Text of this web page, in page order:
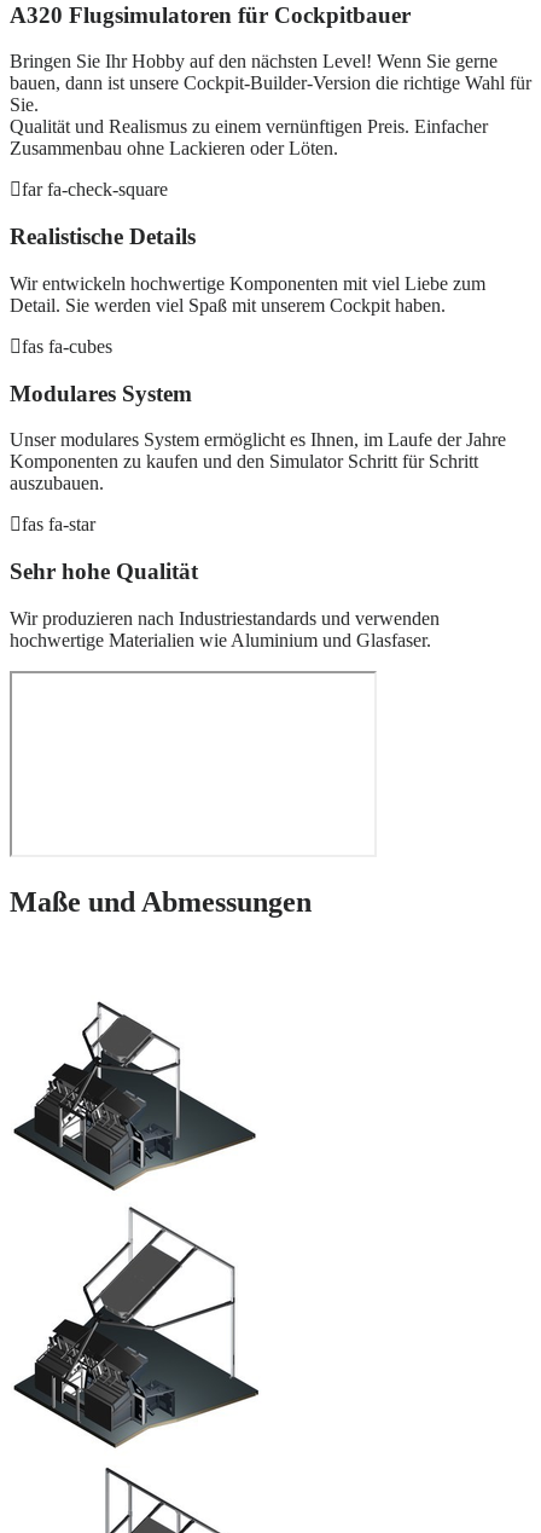
A320 Flugsimulatoren für Cockpitbauer
Bringen Sie Ihr Hobby auf den nächsten Level! Wenn Sie gerne
bauen, dann ist unsere Cockpit-Builder-Version die richtige Wahl für
Sie.
Qualität und Realismus zu einem vernünftigen Preis. Einfacher
Zusammenbau ohne Lackieren oder Löten.
far fa-check-square
Realistische Details
Wir entwickeln hochwertige Komponenten mit viel Liebe zum
Detail. Sie werden viel Spaß mit unserem Cockpit haben.
fas fa-cubes
Modulares System
Unser modulares System ermöglicht es Ihnen, im Laufe der Jahre
Komponenten zu kaufen und den Simulator Schritt für Schritt
auszubauen.
fas fa-star
Sehr hohe Qualität
Wir produzieren nach Industriestandards und verwenden
hochwertige Materialien wie Aluminium und Glasfaser.
Maße und Abmessungen